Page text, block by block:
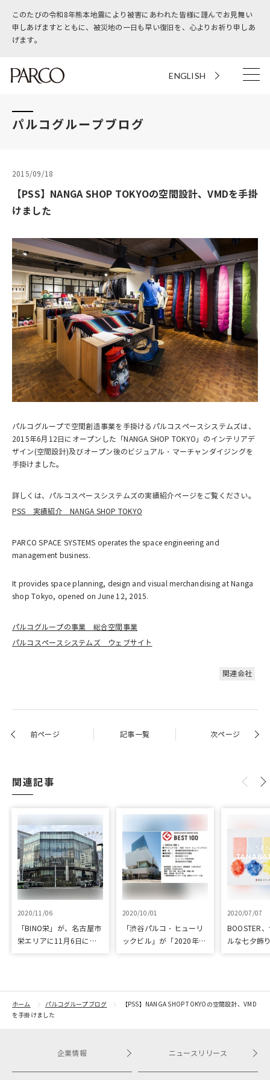
このたびの令和8年熊本地震により被害にあわれた皆様に謹んでお見舞い
申しあげますとともに、被災地の一日も早い復旧を、心よりお祈り申しあ
げます。
ENGLISH
パルコグループブログ
2015/09/18
【PSS】NANGA SHOP TOKYOの空間設計、VMDを手掛
けました
パルコグループで空間創造事業を手掛けるパルコスペースシステムズは、
2015年6月12日にオープンした「NANGA SHOP TOKYO」のインテリアデ
ザイン(空間設計)及びオープン後のビジュアル・マーチャンダイジングを
手掛けました。
詳しくは、パルコスペースシステムズの実績紹介ページをご覧ください。
PSS 実績紹介 NANGA SHOP TOKYO
PARCO SPACE SYSTEMS operates the space engineering and
management business.
It provides space planning, design and visual merchandising at Nanga
shop Tokyo, opened on June 12, 2015.
パルコグループの事業 総合空間事業
パルコスペースシステムズ ウェブサイト
関連会社
前ページ 記事一覧 次ページ
関連記事
2020/11/06
「BINO栄」が、名古屋市
栄エリアに11月6日に開
2020/10/01
「渋谷パルコ・ヒューリ
ックビル」が「2020年度
2020/07/07
BOOSTER
ルな七夕飾
ホーム パルコグループブログ
【PSS】NANGA SHOP TOKYOの空間設計、VMD
を手掛けました
企業情報 ニュースリリース